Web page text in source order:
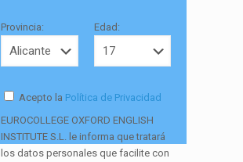
Provincia: Edad:
Acepto la Política de Privacidad
EUROCOLLEGE OXFORD ENGLISH
INSTITUTE S.L. le informa que tratará
los datos personales que facilite con